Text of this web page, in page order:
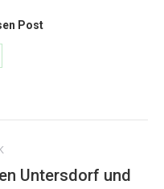
Post
Untersdorf und